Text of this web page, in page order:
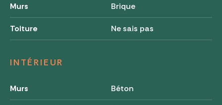
Murs Brique
Toiture Ne sais pas
INTÉRIEUR
Murs Béton